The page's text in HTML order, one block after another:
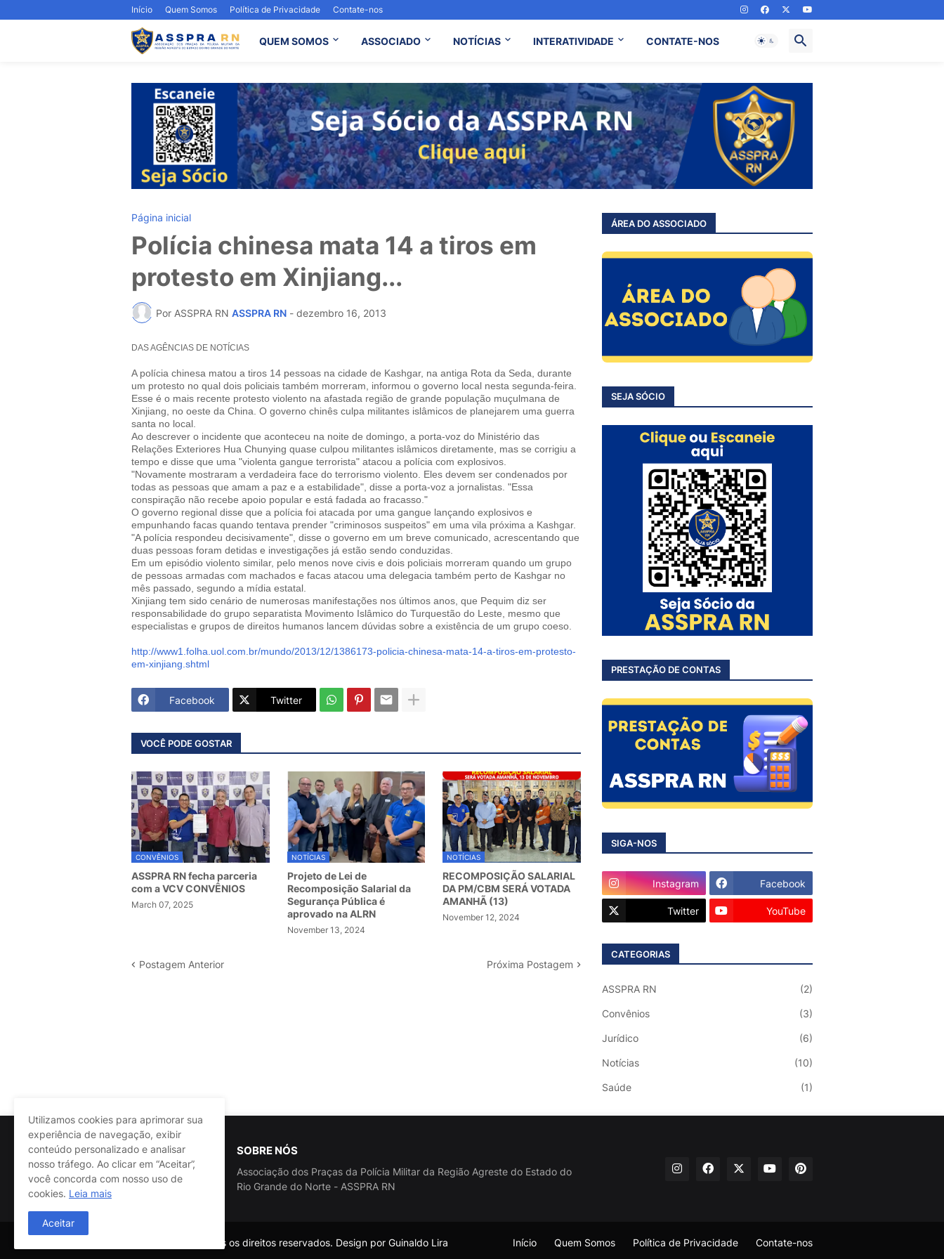
Início Quem Somos Política de Privacidade Contate-nos
QUEM SOMOS ASSOCIADO NOTÍCIAS INTERATIVIDADE CONTATE-NOS
Página inicial
Polícia chinesa mata 14 a tiros em
protesto em Xinjiang...
Por ASSPRA RN ASSPRA RN - dezembro 16, 2013
DAS AGÊNCIAS DE NOTÍCIAS
A polícia chinesa matou a tiros 14 pessoas na cidade de Kashgar, na antiga Rota da Seda, durante
um protesto no qual dois policiais também morreram, informou o governo local nesta segunda-feira.
Esse é o mais recente protesto violento na afastada região de grande população muçulmana de
Xinjiang, no oeste da China. O governo chinês culpa militantes islâmicos de planejarem uma guerra
santa no local.
Ao descrever o incidente que aconteceu na noite de domingo, a porta-voz do Ministério das
Relações Exteriores Hua Chunying quase culpou militantes islâmicos diretamente, mas se corrigiu a
tempo e disse que uma "violenta gangue terrorista" atacou a polícia com explosivos.
"Novamente mostraram a verdadeira face do terrorismo violento. Eles devem ser condenados por
todas as pessoas que amam a paz e a estabilidade", disse a porta-voz a jornalistas. "Essa
conspiração não recebe apoio popular e está fadada ao fracasso."
O governo regional disse que a polícia foi atacada por uma gangue lançando explosivos e
empunhando facas quando tentava prender "criminosos suspeitos" em uma vila próxima a Kashgar.
"A polícia respondeu decisivamente", disse o governo em um breve comunicado, acrescentando que
duas pessoas foram detidas e investigações já estão sendo conduzidas.
Em um episódio violento similar, pelo menos nove civis e dois policiais morreram quando um grupo
de pessoas armadas com machados e facas atacou uma delegacia também perto de Kashgar no
mês passado, segundo a mídia estatal.
Xinjiang tem sido cenário de numerosas manifestações nos últimos anos, que Pequim diz ser
responsabilidade do grupo separatista Movimento Islâmico do Turquestão do Leste, mesmo que
especialistas e grupos de direitos humanos lancem dúvidas sobre a existência de um grupo coeso.
http://www1.folha.uol.com.br/mundo/2013/12/1386173-policia-chinesa-mata-14-a-tiros-em-protesto-
em-xinjiang.shtml
Facebook Twitter
VOCÊ PODE GOSTAR
CONVÊNIOS
ASSPRA RN fecha parceria
com a VCV CONVÊNIOS
March 07, 2025
NOTÍCIAS
Projeto de Lei de
Recomposição Salarial da
Segurança Pública é
aprovado na ALRN
November 13, 2024
NOTÍCIAS
RECOMPOSIÇÃO SALARIAL
DA PM/CBM SERÁ VOTADA
AMANHÃ (13)
November 12, 2024
Postagem Anterior Próxima Postagem
ÁREA DO ASSOCIADO
SEJA SÓCIO
PRESTAÇÃO DE CONTAS
SIGA-NOS
Instagram Facebook
Twitter YouTube
CATEGORIAS
ASSPRA RN (2)
Convênios (3)
Jurídico (6)
Notícias (10)
Saúde (1)
SOBRE NÓS
Associação dos Praças da Polícia Militar da Região Agreste do Estado do
Rio Grande do Norte - ASSPRA RN
@ASSPRA RN Todos os direitos reservados. Design por Guinaldo Lira Início Quem Somos Política de Privacidade Contate-nos
Utilizamos cookies para aprimorar sua
experiência de navegação, exibir
conteúdo personalizado e analisar
nosso tráfego. Ao clicar em “Aceitar”,
você concorda com nosso uso de
cookies. Leia mais
Aceitar